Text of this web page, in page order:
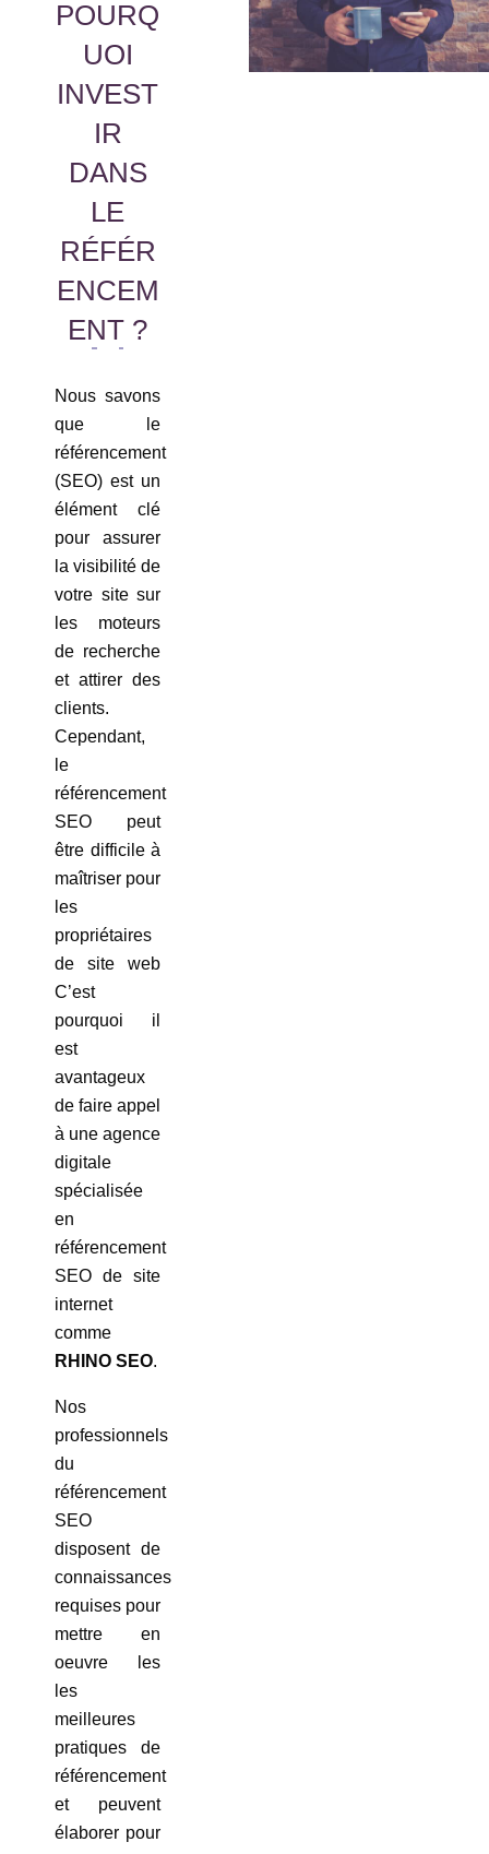
POURQ
UOI
INVEST
IR
DANS
LE
RÉFÉR
ENCEM
ENT ?
Nous savons
que le
référencement
(SEO) est un
élément clé
pour assurer
la visibilité de
votre site sur
les moteurs
de recherche
et attirer des
clients.
Cependant,
le
référencement
SEO peut
être difficile à
maîtriser pour
les
propriétaires
de site web
C’est
pourquoi il
est
avantageux
de faire appel
à une agence
digitale
spécialisée
en
référencement
SEO de site
internet
comme
RHINO SEO.
Nos
professionnels
du
référencement
SEO
disposent de
connaissances
requises pour
mettre en
oeuvre les
les
meilleures
pratiques de
référencement
et peuvent
élaborer pour